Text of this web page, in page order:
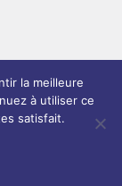
la meilleure
à utiliser ce
satisfait.